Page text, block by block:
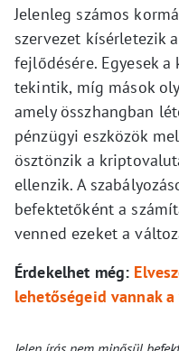
Jelenleg számos
szervezet kísérletezik
fejlődésére. Egyesek
tekintik, míg mások
amely összhangban
pénzügyi eszközök
ösztönzik a
ellenzik. A
befektetőként a
venned ezeket a
Érdekelhet még:
lehetőségeid vannak a